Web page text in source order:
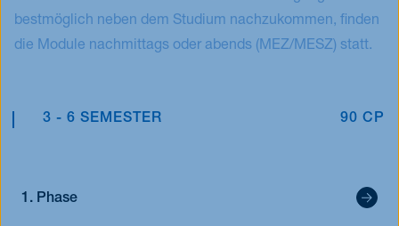
bestmöglich neben dem Studium nachzukommen, finden
die Module nachmittags oder abends (MEZ/MESZ) statt.
3 - 6 SEMESTER 90 CP
1. Phase